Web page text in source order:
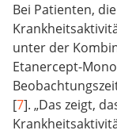
Bei Patienten,
unter der
Etanercept-
[7]. „Das zeigt,